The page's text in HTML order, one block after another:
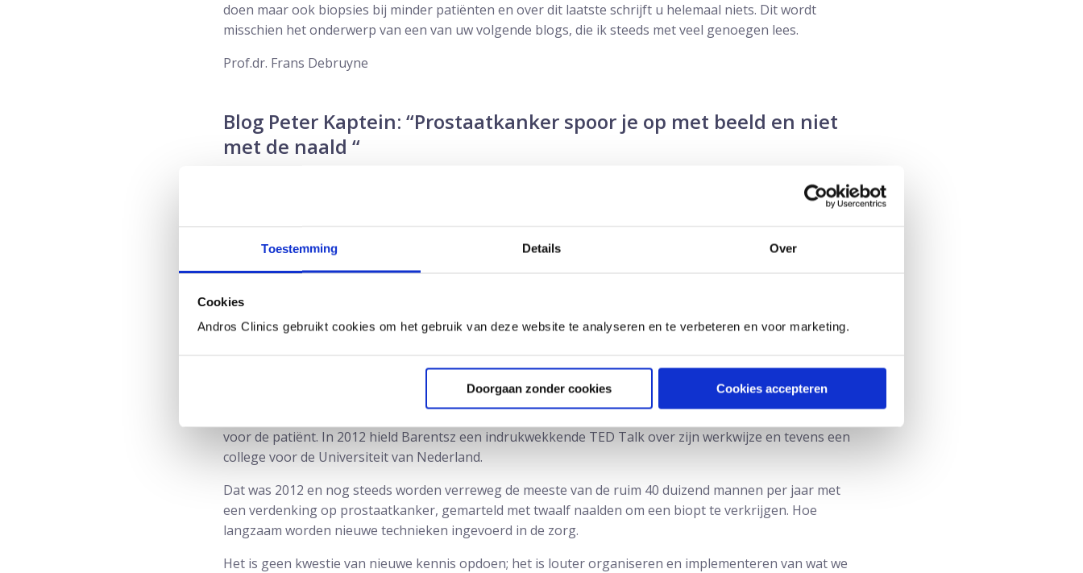
Toestemming Details Over
Cookies
Andros Clinics gebruikt cookies om het gebruik van deze website te analyseren en te verbeteren en voor marketing.
Doorgaan zonder cookies Cookies accepteren
doen maar ook biopsies bij minder patiënten en over dit laatste schrijft u helemaal niets. Dit wordt
misschien het onderwerp van een van uw volgende blogs, die ik steeds met veel genoegen lees.
Prof.dr. Frans Debruyne
Blog Peter Kaptein: “Prostaatkanker spoor je op met beeld en niet
met de naald “
De meeste van de ruim 40 duizend mannen per jaar die mogelijk prostaatkanker hebben, worden
gemarteld met twaalf naalden om een biopt te verkrijgen. Het is de verantwoordelijkheid van patiënten
en patiëntenverenigingen om deze verouderde methode te vervangen door eentje waarin een MRI-scan
een eventuele tumor opspoort.
prostaatkanker in beeld te brengen. Ik had nog geen ervaring met hoe de diagnose rond prostaatkanker
gesteld wordt, maar hij legde het haarfijn uit: “Met twaalf naalden, die ze via je anus in de prostaat steken.
Mijn reactie was dat deze methode mij nogal middeleeuws voorkwam. En dat beaamde hij; “Wanneer je bij
mij komt doe ik dat met MRI en weet je precies of er een tumor zit en waar. Daarna heb je nog maar één
voor de patiënt. In 2012 hield Barentsz een indrukwekkende TED Talk over zijn werkwijze en tevens een
college voor de Universiteit van Nederland.
Dat was 2012 en nog steeds worden verreweg de meeste van de ruim 40 duizend mannen per jaar met
een verdenking op prostaatkanker, gemarteld met twaalf naalden om een biopt te verkrijgen. Hoe
langzaam worden nieuwe technieken ingevoerd in de zorg.
Het is geen kwestie van nieuwe kennis opdoen; het is louter organiseren en implementeren van wat we